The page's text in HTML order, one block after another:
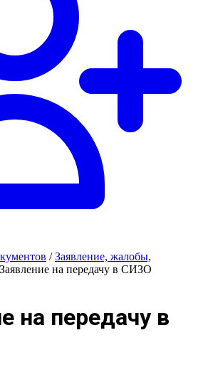
/ Заявление, жалобы,
Заявление на передачу в СИЗО
на передачу в